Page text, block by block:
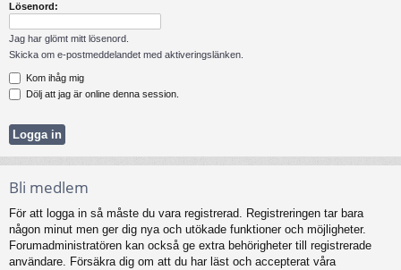
Lösenord:
Jag har glömt mitt lösenord.
Skicka om e-postmeddelandet med aktiveringslänken.
Kom ihåg mig
Dölj att jag är online denna session.
Bli medlem
För att logga in så måste du vara registrerad. Registreringen tar bara
någon minut men ger dig nya och utökade funktioner och möjligheter.
Forumadministratören kan också ge extra behörigheter till registrerade
användare. Försäkra dig om att du har läst och accepterat våra